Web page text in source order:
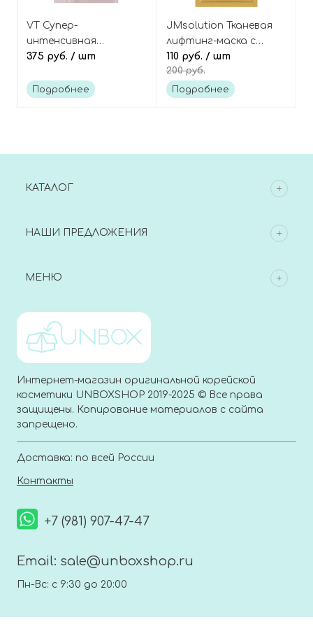
VT Супер-
интенсивная
двухэтапная маска с
микроиглами,
375 руб. / шт
Подробнее
JMsolution Тканевая
лифтинг-маска с
пептидами Donation
facial mask save
110 руб. / шт
200 руб.
Подробнее
КАТАЛОГ
НАШИ ПРЕДЛОЖЕНИЯ
МЕНЮ
Интернет-магазин оригинальной корейской
косметики UNBOXSHOP 2019-2025 © Все права
защищены. Копирование материалов с сайта
запрещено.
Доставка: по всей России
Контакты
+7 (981) 907-47-47
Email: sale@unboxshop.ru
Пн-Вс: с 9:30 до 20:00